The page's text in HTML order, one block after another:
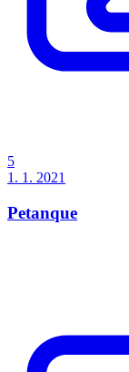
5
1. 1. 2021
Petanque